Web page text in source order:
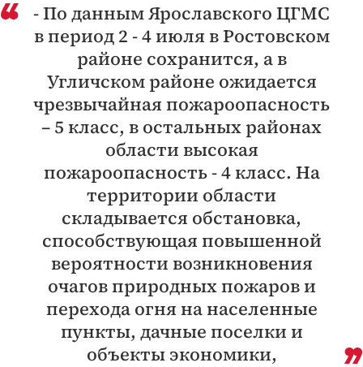
- По данным Ярославского ЦГМС
в период 2 - 4 июля в Ростовском
районе сохранится, а в
Угличском районе ожидается
чрезвычайная пожароопасность
– 5 класс, в остальных районах
области высокая
пожароопасность - 4 класс. На
территории области
складывается обстановка,
способствующая повышенной
вероятности возникновения
очагов природных пожаров и
перехода огня на населенные
пункты, дачные поселки и
объекты экономики,